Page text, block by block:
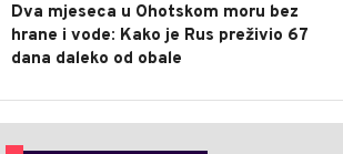
Dva mjeseca u Ohotskom moru bez
hrane i vode: Kako je Rus preživio 67
dana daleko od obale